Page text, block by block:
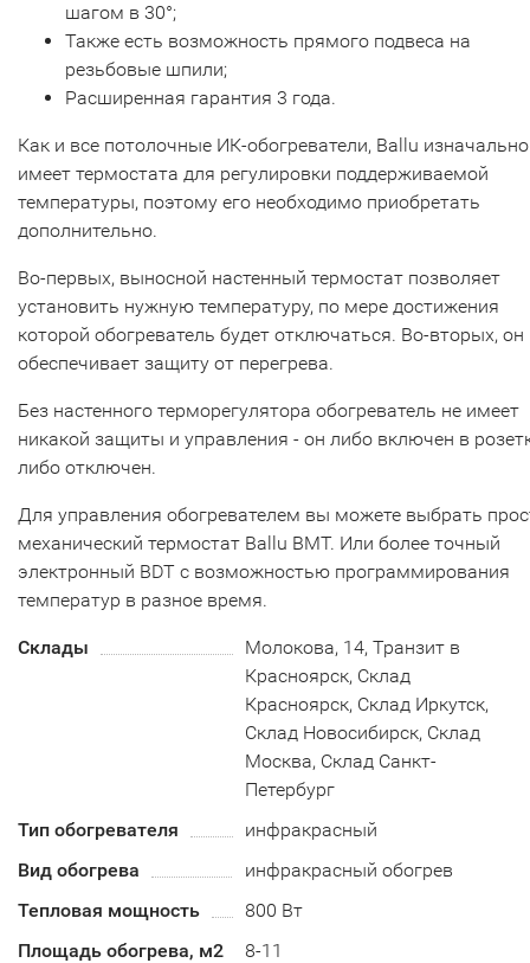
шагом в 30°;
Также есть возможность прямого подвеса на
резьбовые шпили;
Расширенная гарантия 3 года.
Как и все потолочные ИК-обогреватели, Ballu
имеет термостата для регулировки поддерживаемой
температуры, поэтому его необходимо приобретать
дополнительно.
Во-первых, выносной настенный термостат позволяет
установить нужную температуру, по мере достижения
которой обогреватель будет отключаться. Во-вторых, он
обеспечивает защиту от перегрева.
Без настенного терморегулятора обогреватель не имеет
никакой защиты и управления - он либо включен в
либо отключен.
Для управления обогревателем вы можете выбрать
механический термостат Ballu BMT. Или более точный
электронный BDT с возможностью программирования
температур в разное время.
Склады
Молокова, 14, Транзит в
Красноярск, Склад
Красноярск, Склад Иркутск,
Склад Новосибирск, Склад
Москва, Склад Санкт-
Петербург
Тип обогревателя
инфракрасный
Вид обогрева
инфракрасный обогрев
Тепловая мощность
800 Вт
Площадь обогрева, м2
8-11